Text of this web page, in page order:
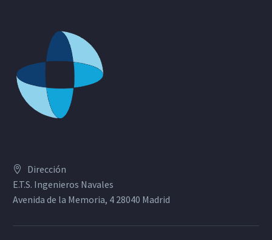
Dirección
E.T.S. Ingenieros Navales
Avenida de la Memoria, 4 28040 Madrid